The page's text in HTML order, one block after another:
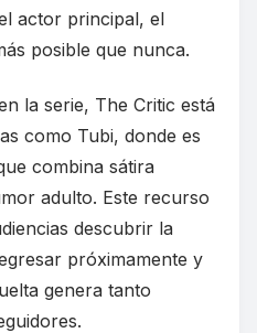
actor principal, el
posible que nunca.
la serie, The Critic está
como Tubi, donde es
combina sátira
adulto. Este recurso
descubrir la
próximamente y
genera tanto